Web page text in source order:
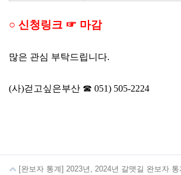
○ 신청링크 ☞ 마감
많은 관심 부탁드립니다.
(사)걷고싶은부산 ☎ 051) 505-2224
[완보자 통계] 2023년, 2024년 갈맷길 완보자